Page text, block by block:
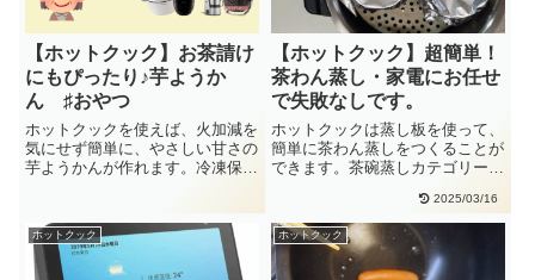
【ホットクック】お茶請け
にもぴったり♪芋ようか
ん ♯おやつ
ホットクックを使えば、火加減を
気にせず簡単に、やさしい甘さの
芋ようかんが作れます。冷凍保存
【ホットクック】超簡単！
茶わん蒸し・家電にお任せ
で失敗なしです。
ホットクックは蒸し板を使って、
簡単に茶わん蒸しをつくることが
できます。茶碗蒸しカテゴリーで
2025/03/16
ホットクック ホットクック